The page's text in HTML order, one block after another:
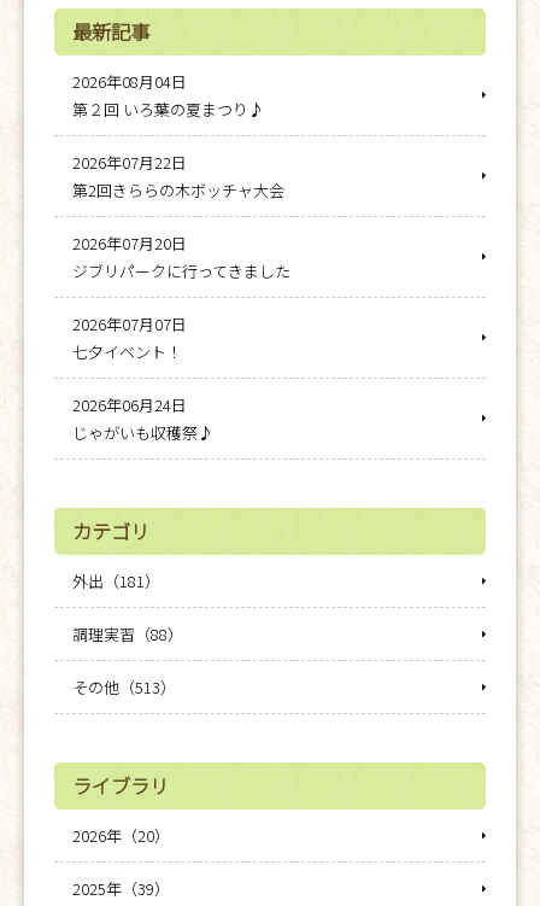
最新記事
2026年08月04日
第２回 いろ葉の夏まつり♪
2026年07月22日
第2回きららの木ボッチャ大会
2026年07月20日
ジブリパークに行ってきました
2026年07月07日
七夕イベント！
2026年06月24日
じゃがいも収穫祭♪
カテゴリ
外出（181）
調理実習（88）
その他（513）
ライブラリ
2026年（20）
2025年（39）